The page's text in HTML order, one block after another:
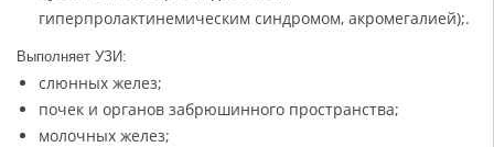
гиперпролактинемическим синдромом, акромегалией);.
Выполняет УЗИ:
слюнных желез;
почек и органов забрюшинного пространства;
молочных желез;